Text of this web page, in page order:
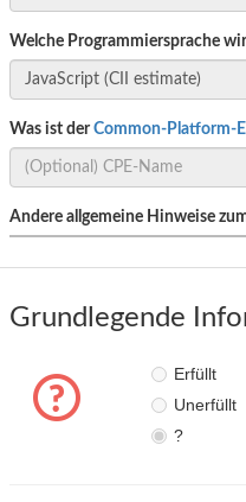
Welche Programmiersprache
Was ist derCommon-Platform-
Andere allgemeine Hinweise
Grundlegende
Erfüllt
Unerfüllt
?